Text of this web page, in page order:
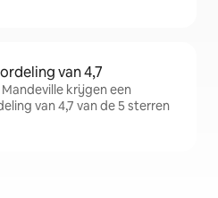
van 4,7
krijgen een
van 4,7 van de 5 sterren